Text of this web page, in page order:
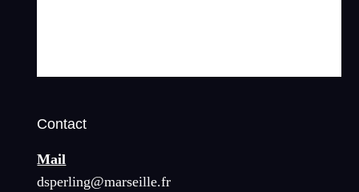
Contact
Mail
dsperling@marseille.fr